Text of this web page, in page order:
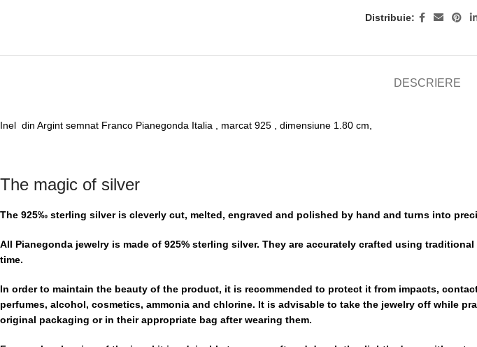
Distribuie:
DESCRIERE
Inel din Argint semnat Franco Pianegonda Italia , marcat 925 , dimensiune 1.80 cm,
The magic of silver
The 925‰ sterling silver is cleverly cut, melted, engraved and polished by hand and turns into
All Pianegonda jewelry is made of 925% sterling silver. They are accurately crafted using
time.
In order to maintain the beauty of the product, it is recommended to protect it from impacts,
perfumes, alcohol, cosmetics, ammonia and chlorine. It is advisable to take the jewelry off while
original packaging or in their appropriate bag after wearing them.